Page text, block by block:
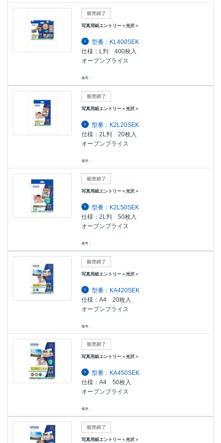
写真用紙エントリー＜光沢＞
型番：KL400SEK
仕様：L判 400枚入
オープンプライス
備考：
写真用紙エントリー＜光沢＞
型番：K2L20SEK
仕様：2L判 20枚入
オープンプライス
備考：
写真用紙エントリー＜光沢＞
型番：K2L50SEK
仕様：2L判 50枚入
オープンプライス
備考：
写真用紙エントリー＜光沢＞
型番：KA420SEK
仕様：A4 20枚入
オープンプライス
備考：
写真用紙エントリー＜光沢＞
型番：KA450SEK
仕様：A4 50枚入
オープンプライス
備考：
写真用紙エントリー＜光沢＞